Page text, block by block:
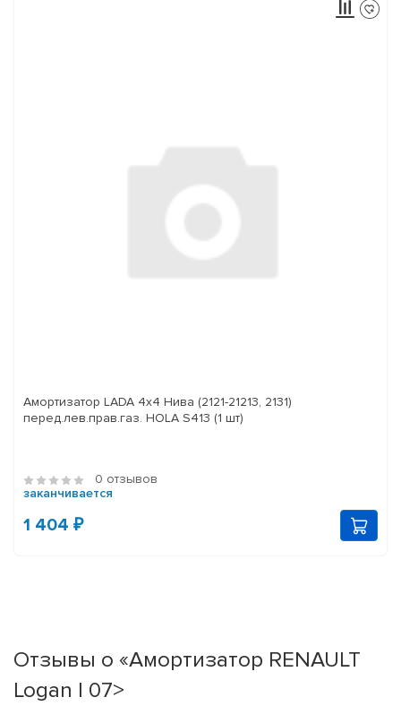
Амортизатор LADA 4x4 Нива (2121-21213, 2131)
перед.лев.прав.газ. HOLA S413 (1 шт)
0 отзывов
заканчивается
1 404 ₽
Отзывы о «Амортизатор RENAULT
Logan I 07>